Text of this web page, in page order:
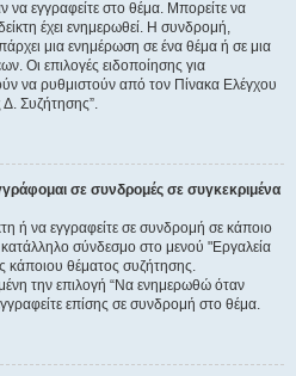
να εγγραφείτε στο θέμα. Μπορείτε να
έχει ενημερωθεί. Η συνδρομή,
μια ενημέρωση σε ένα θέμα ή σε μια
Οι επιλογές ειδοποίησης για
να ρυθμιστούν από τον Πίνακα Ελέγχου
Δ. Συζήτησης”.
σε συνδρομές σε συγκεκριμένα
ή να εγγραφείτε σε συνδρομή σε κάποιο
σύνδεσμο στο μενού "Εργαλεία
κάποιου θέματος συζήτησης.
την επιλογή “Να ενημερωθώ όταν
επίσης σε συνδρομή στο θέμα.